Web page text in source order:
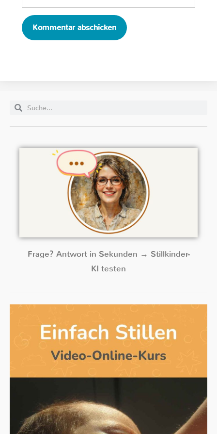
Frage? Antwort in Sekunden → Stillkinder-
KI testen